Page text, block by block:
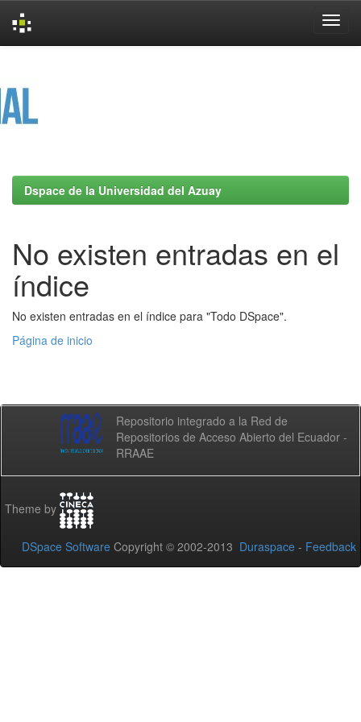
Dspace de la Universidad del Azuay
No existen entradas en el
índice
No existen entradas en el índice para "Todo DSpace".
Página de inicio
Repositorio integrado a la Red de
Repositorios de Acceso Abierto del Ecuador -
RRAAE
Theme by
DSpace Software Copyright © 2002-2013 Duraspace - Feedback